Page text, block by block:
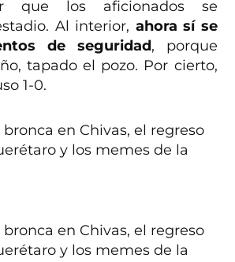
que los aficionados se
Al interior, ahora sí se
de seguridad, porque
tapado el pozo. Por cierto,
1-0.